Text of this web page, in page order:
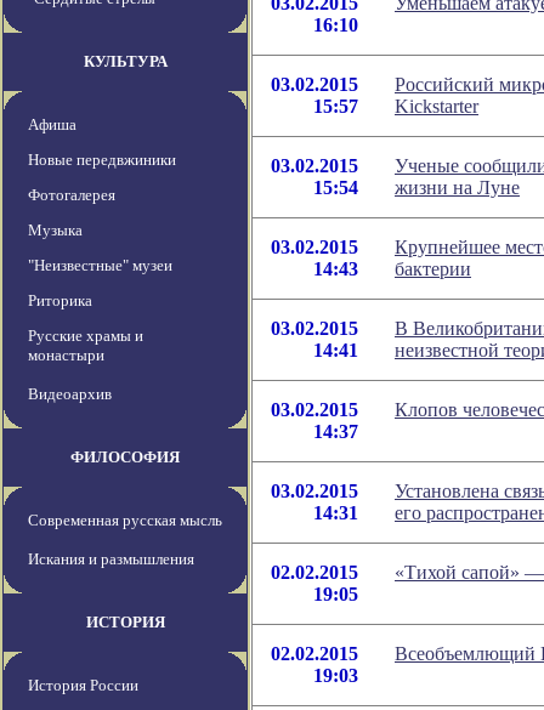
КУЛЬТУРА
Афиша
Новые передвжиники
Фотогалерея
Музыка
"Неизвестные" музеи
Риторика
Русские храмы и
монастыри
Видеоархив
ФИЛОСОФИЯ
Современная русская мысль
Искания и размышления
ИСТОРИЯ
История России
16:10
03.02.2015
15:57
Российский
Kickstarter
03.02.2015
15:54
Ученые
жизни на Луне
03.02.2015
14:43
Крупнейшее
бактерии
03.02.2015
14:41
В
неизвестной
03.02.2015
14:37
Клопов
03.02.2015
14:31
Установлена
его
02.02.2015
19:05
«Тихой сапой» —
02.02.2015
19:03
Всеобъемлющий